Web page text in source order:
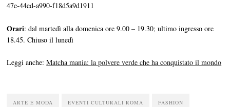
47e-44ed-a990-f18d5a9d1911
Orari: dal martedì alla domenica ore 9.00 – 19.30; ultimo ingresso ore
18.45. Chiuso il lunedì
Leggi anche:Matcha mania: la polvere verde che ha conquistato il mondo
ARTE E MODA EVENTI CULTURALI ROMA FASHION